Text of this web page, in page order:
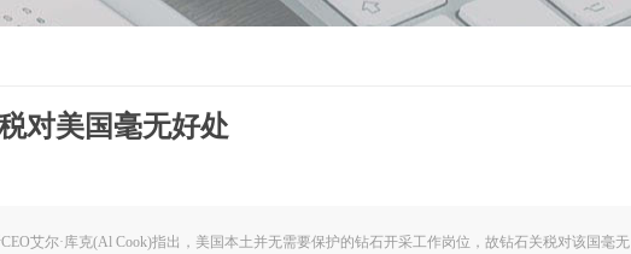
对美国毫无好处
艾尔·库克(Al Cook)指出，美国本土并无需要保护的钻石开采工作岗位，故钻石关税对该国毫无